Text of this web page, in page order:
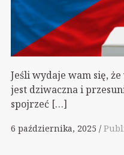
Jeśli wydaje wam się,
jest dziwaczna i
spojrzeć […]
6 października, 2025